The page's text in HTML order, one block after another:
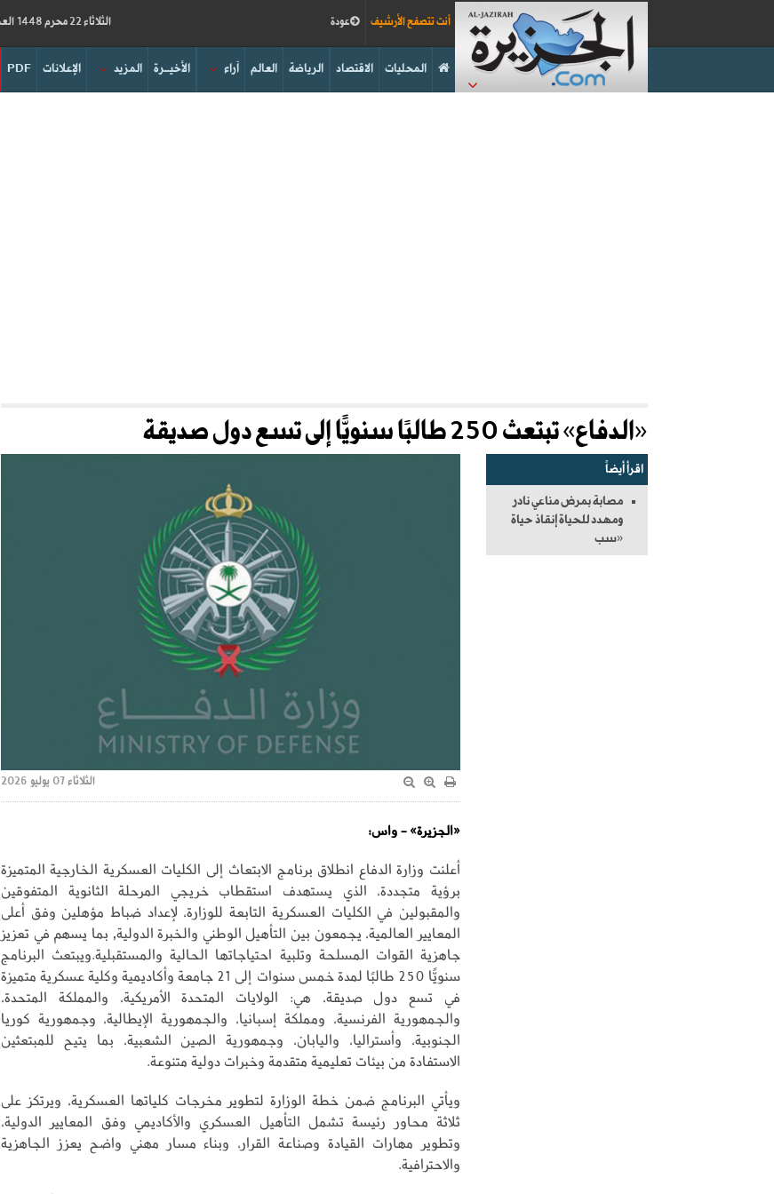
الثلاثاء 22 محرم 1448 العدد 19308 عودة أنت تتصفح الأرشيف
PDF الإعلانات المزيد الأخيــرة آراء العالم الرياضة الاقتصاد المحليات
«الدفاع» تبتعث 250 طالبًا سنويًّا إلى تسع دول صديقة
اقرأ أيضاً
مصابة بمرض مناعي نادر
ومهدد للحياة إنقاذ حياة
«سب
الثلاثاء 07 يوليو 2026
«الجزيرة» - واس:
أعلنت وزارة الدفاع انطلاق برنامج الابتعاث إلى الكليات العسكرية الخارجية المتميزة
برؤية متجددة، الذي يستهدف استقطاب خريجي المرحلة الثانوية المتفوقين
والمقبولين في الكليات العسكرية التابعة للوزارة، لإعداد ضباط مؤهلين وفق أعلى
المعايير العالمية، يجمعون بين التأهيل الوطني والخبرة الدولية, بما يسهم في تعزيز
جاهزية القوات المسلحة وتلبية احتياجاتها الحالية والمستقبلية.ويبتعث البرنامج
سنويًّا 250 طالبًا لمدة خمس سنوات إلى 21 جامعة وأكاديمية وكلية عسكرية متميزة
في تسع دول صديقة، هي: الولايات المتحدة الأمريكية، والمملكة المتحدة،
والجمهورية الفرنسية، ومملكة إسبانيا، والجمهورية الإيطالية، وجمهورية كوريا
الجنوبية، وأستراليا، واليابان، وجمهورية الصين الشعبية، بما يتيح للمبتعثين
الاستفادة من بيئات تعليمية متقدمة وخبرات دولية متنوعة.
ويأتي البرنامج ضمن خطة الوزارة لتطوير مخرجات كلياتها العسكرية، ويرتكز على
ثلاثة محاور رئيسة تشمل التأهيل العسكري والأكاديمي وفق المعايير الدولية،
وتطوير مهارات القيادة وصناعة القرار، وبناء مسار مهني واضح يعزز الجاهزية
والاحترافية.